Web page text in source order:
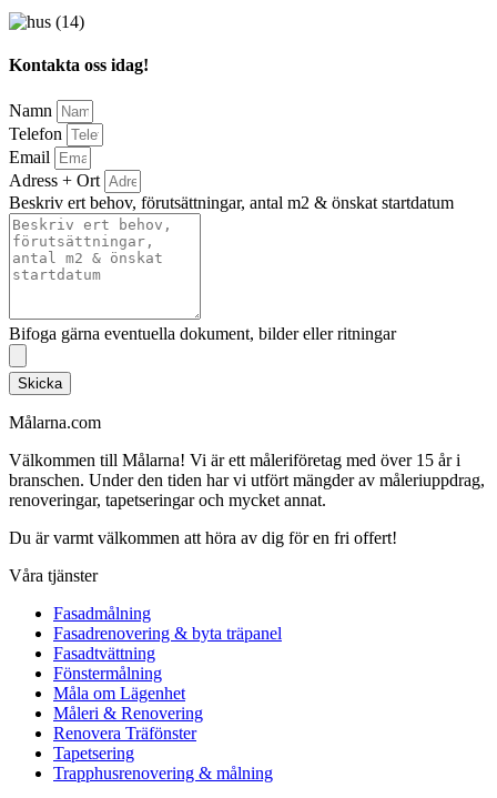
Kontakta oss idag!
Namn
Telefon
Email
Adress + Ort
Beskriv ert behov, förutsättningar, antal m2 & önskat startdatum
Bifoga gärna eventuella dokument, bilder eller ritningar
Skicka
Målarna.com
Välkommen till Målarna! Vi är ett måleriföretag med över 15 år i
branschen. Under den tiden har vi utfört mängder av måleriuppdrag,
renoveringar, tapetseringar och mycket annat.
Du är varmt välkommen att höra av dig för en fri offert!
Våra tjänster
Fasadmålning
Fasadrenovering & byta träpanel
Fasadtvättning
Fönstermålning
Måla om Lägenhet
Måleri & Renovering
Renovera Träfönster
Tapetsering
Trapphusrenovering & målning